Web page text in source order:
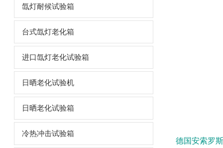
氙灯耐候试验箱
台式氙灯老化箱
进口氙灯老化试验箱
日晒老化试验机
日晒老化试验箱
冷热冲击试验箱
德国安索罗